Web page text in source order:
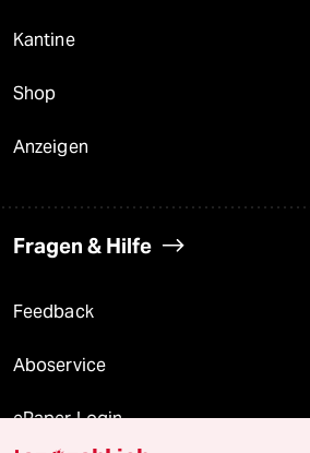
Kantine
Shop
Anzeigen
Fragen & Hilfe
Feedback
Aboservice
ePaper Login